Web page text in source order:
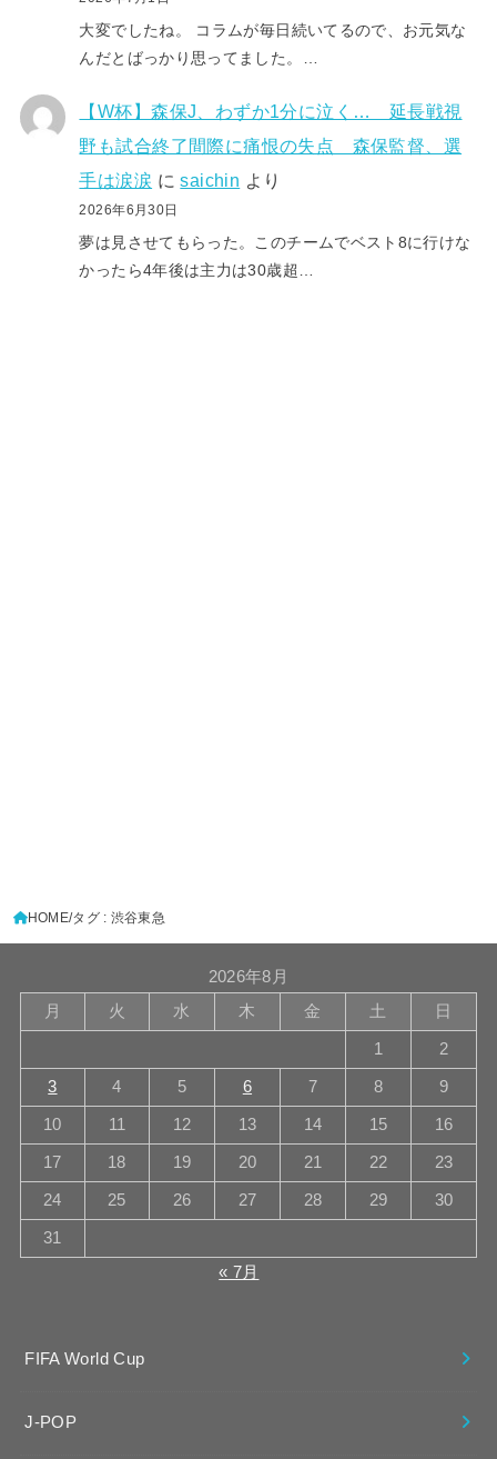
大変でしたね。 コラムが毎日続いてるので、お元気な
んだとばっかり思ってました。…
【W杯】森保J、わずか1分に泣く… 延長戦視
野も試合終了間際に痛恨の失点 森保監督、選
手は涙涙 にsaichin より
2026年6月30日
夢は見させてもらった。このチームでベスト8に行けな
かったら4年後は主力は30歳超…
HOME タグ : 渋谷東急
2026年8月
月
火 水 木 金 土 日
1 2
3 4 5 6 7 8 9
10 11 12 13 14 15 16
17 18 19 20 21 22 23
24 25 26 27 28 29 30
31
« 7月
FIFA World Cup
J-POP